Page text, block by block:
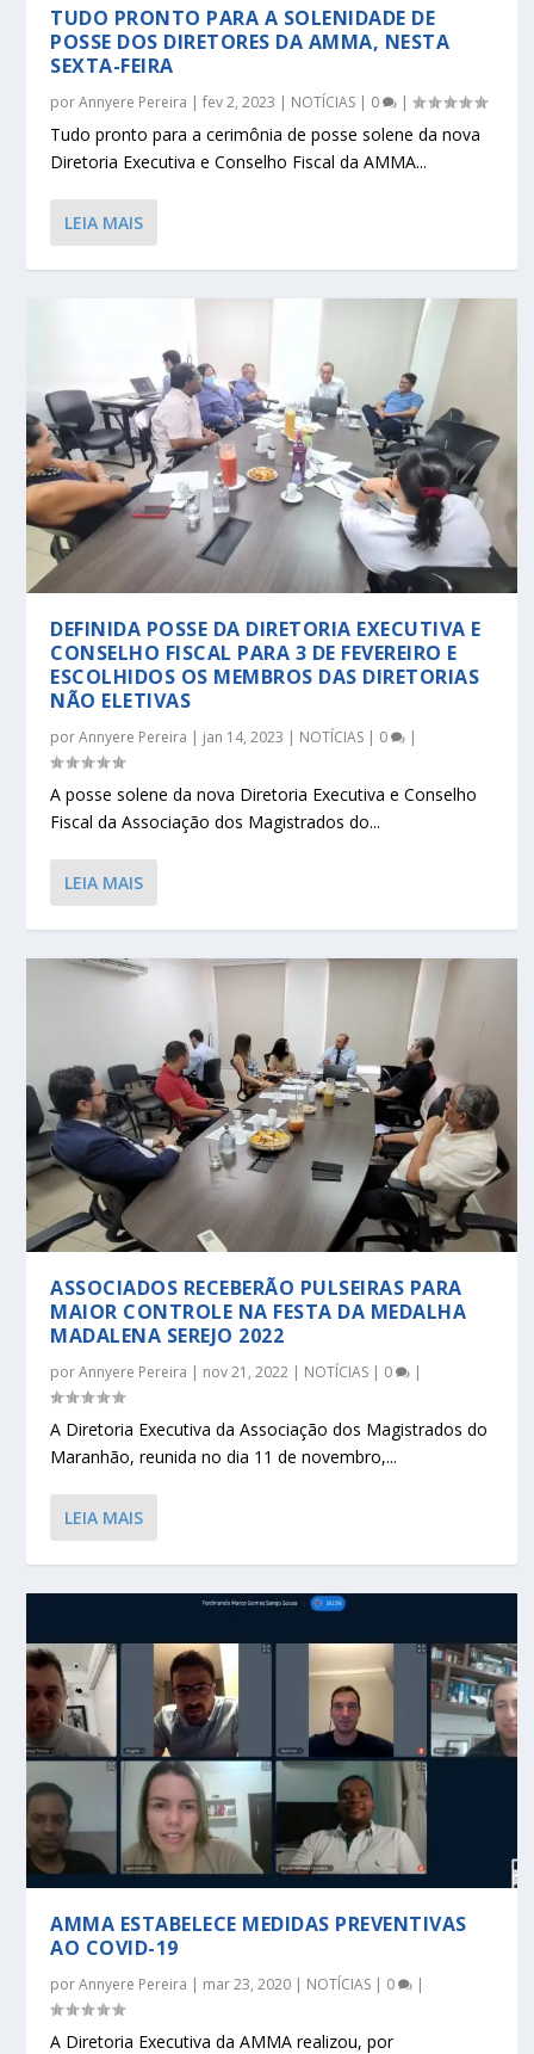
TUDO PRONTO PARA A SOLENIDADE DE
POSSE DOS DIRETORES DA AMMA, NESTA
SEXTA-FEIRA
porAnnyere Pereira |fev 2, 2023 | NOTÍCIAS | 0 |
Tudo pronto para a cerimônia de posse solene da nova
Diretoria Executiva e Conselho Fiscal da AMMA...
LEIA MAIS
DEFINIDA POSSE DA DIRETORIA EXECUTIVA E
CONSELHO FISCAL PARA 3 DE FEVEREIRO E
ESCOLHIDOS OS MEMBROS DAS DIRETORIAS
NÃO ELETIVAS
porAnnyere Pereira | jan 14, 2023 | NOTÍCIAS | 0 |
A posse solene da nova Diretoria Executiva e Conselho
Fiscal da Associação dos Magistrados do...
LEIA MAIS
ASSOCIADOS RECEBERÃO PULSEIRAS PARA
MAIOR CONTROLE NA FESTA DA MEDALHA
MADALENA SEREJO 2022
porAnnyere Pereira | nov 21, 2022 | NOTÍCIAS | 0 |
A Diretoria Executiva da Associação dos Magistrados do
Maranhão, reunida no dia 11 de novembro,...
LEIA MAIS
AMMA ESTABELECE MEDIDAS PREVENTIVAS
AO COVID-19
porAnnyere Pereira | mar 23, 2020 | NOTÍCIAS | 0 |
A Diretoria Executiva da AMMA realizou, por